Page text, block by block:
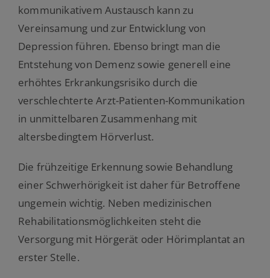
kommunikativem Austausch kann zu
Vereinsamung und zur Entwicklung von
Depression führen. Ebenso bringt man die
Entstehung von Demenz sowie generell eine
erhöhtes Erkrankungsrisiko durch die
verschlechterte Arzt-Patienten-Kommunikation
in unmittelbaren Zusammenhang mit
altersbedingtem Hörverlust.
Die frühzeitige Erkennung sowie Behandlung
einer Schwerhörigkeit ist daher für Betroffene
ungemein wichtig. Neben medizinischen
Rehabilitationsmöglichkeiten steht die
Versorgung mit Hörgerät oder Hörimplantat an
erster Stelle.